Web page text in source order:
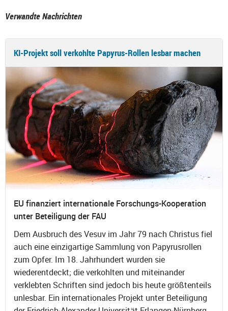
Verwandte Nachrichten
KI-Projekt soll verkohlte Papyrus-Rollen lesbar machen
EU finanziert internationale Forschungs-Kooperation
unter Beteiligung der FAU
Dem Ausbruch des Vesuv im Jahr 79 nach Christus fiel
auch eine einzigartige Sammlung von Papyrusrollen
zum Opfer. Im 18. Jahrhundert wurden sie
wiederentdeckt; die verkohlten und miteinander
verklebten Schriften sind jedoch bis heute größtenteils
unlesbar. Ein internationales Projekt unter Beteiligung